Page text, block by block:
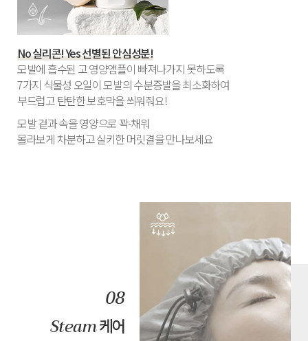
No 실리콘! Yes 선별된 안심성분!
모발에 흡수된 고 영양앰플이 빠져나가지 못하도록
7가지 식물성 오일이 모발의 수분증발을 최소화하여
부드럽고 탄탄한 보호막을 씌워줘요!
모발 겉과 속을 영양으로 꽉-채워
몰라보게 차분하고 실키한 머릿결을 만나보세요
Steam케어